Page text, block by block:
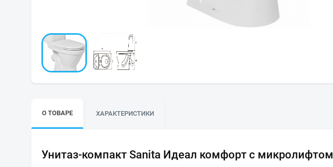
О ТОВАРЕ ХАРАКТЕРИСТИКИ
Унитаз-компакт Sanita Идеал комфорт с микролифтом